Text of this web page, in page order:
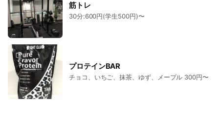
筋トレ
30分:600円(学生500円)〜
プロテインBAR
チョコ、いちご、抹茶、ゆず、メープル 300円〜